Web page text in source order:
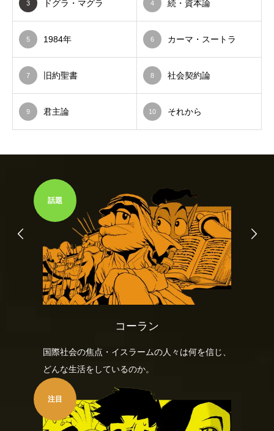
3 ドグラ・マグラ 4 続・資本論
5 1984年 6 カーマ・スートラ
7 旧約聖書 8 社会契約論
9 君主論 10 それから
話題
コーラン
国際社会の焦点・イスラームの人々は何を信じ、
どんな生活をしているのか。
注目